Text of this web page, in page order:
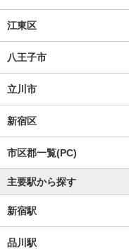
江東区
八王子市
立川市
新宿区
市区郡一覧(PC)
主要駅から探す
新宿駅
品川駅